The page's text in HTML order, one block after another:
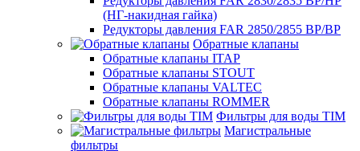
(НГ-накидная гайка)
Редукторы давления FAR 2850/2855 ВР/ВР
Обратные клапаны
Обратные клапаны ITAP
Обратные клапаны STOUT
Обратные клапаны VALTEC
Обратные клапаны ROMMER
Фильтры для воды TIM
Магистральные
фильтры